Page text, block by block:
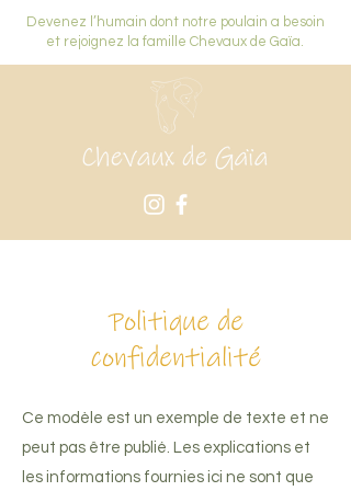
Devenez l’humain dont notre poulain a besoin
et rejoignez la famille Chevaux de Gaïa.
Politique de
confidentialité
Ce modèle est un exemple de texte et ne
peut pas être publié. Les explications et
les informations fournies ici ne sont que